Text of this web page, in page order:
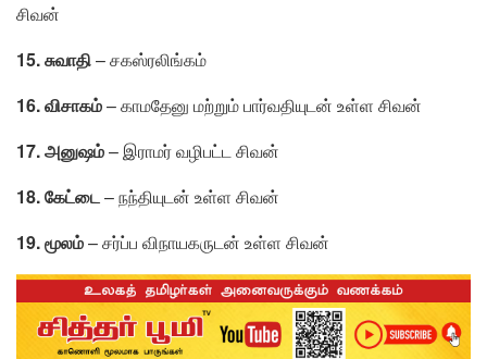
சிவன்
15. சுவாதி– சகஸ்ரலிங்கம்
16. விசாகம்– காமதேனு மற்றும் பார்வதியுடன் உள்ள சிவன்
17. அனுஷம்– இராமர் வழிபட்ட சிவன்
18. கேட்டை– நந்தியுடன் உள்ள சிவன்
19. மூலம்– சர்ப்ப விநாயகருடன் உள்ள சிவன்